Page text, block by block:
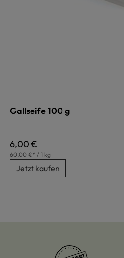
Gallseife 100 g
Regulärer Preis:
6,00 €
60,00 €* / 1 kg
Jetzt kaufen